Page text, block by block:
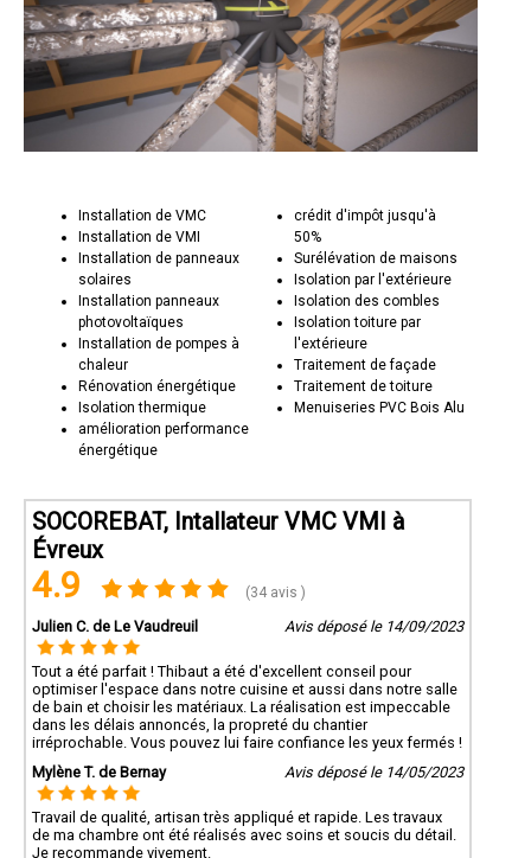
Installation de VMC
Installation de VMI
Installation de panneaux
solaires
Installation panneaux
photovoltaïques
Installation de pompes à
chaleur
Rénovation énergétique
Isolation thermique
amélioration performance
énergétique
crédit d'impôt jusqu'à
50%
Surélévation de maisons
Isolation par l'extérieure
Isolation des combles
Isolation toiture par
l'extérieure
Traitement de façade
Traitement de toiture
Menuiseries PVC Bois Alu
SOCOREBAT, Intallateur VMC VMI à
Évreux
4.9 (34 avis )
Julien C. de Le Vaudreuil Avis déposé le 14/09/2023
Tout a été parfait ! Thibaut a été d'excellent conseil pour
optimiser l'espace dans notre cuisine et aussi dans notre salle
de bain et choisir les matériaux. La réalisation est impeccable
dans les délais annoncés, la propreté du chantier
irréprochable. Vous pouvez lui faire confiance les yeux fermés !
Mylène T. de Bernay
Avis déposé le 14/05/2023
Travail de qualité, artisan très appliqué et rapide. Les travaux
de ma chambre ont été réalisés avec soins et soucis du détail.
Je recommande vivement.